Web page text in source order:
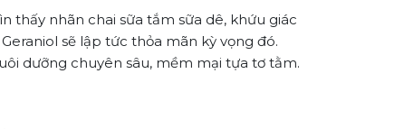
thấy nhãn chai sữa tắm sữa dê, khứu giác
sẽ lập tức thỏa mãn kỳ vọng đó.
dưỡng chuyên sâu, mềm mại tựa tơ tằm.